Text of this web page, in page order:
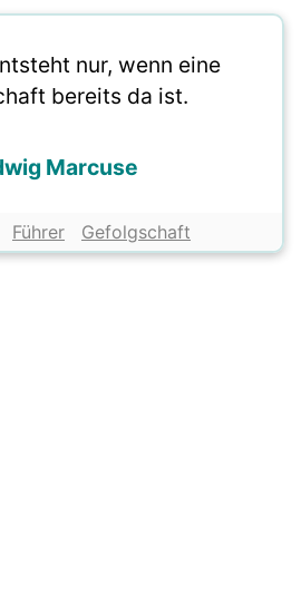
nur, wenn eine
bereits da ist.
Marcuse
Führer Gefolgschaft